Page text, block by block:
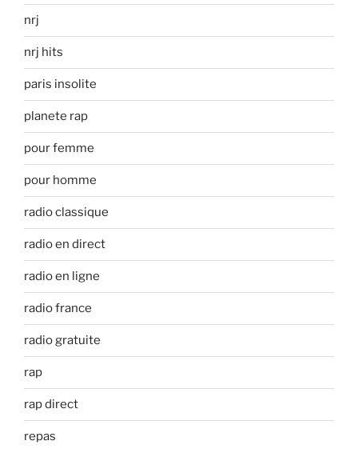
nrj
nrj hits
paris insolite
planete rap
pour femme
pour homme
radio classique
radio en direct
radio en ligne
radio france
radio gratuite
rap
rap direct
repas